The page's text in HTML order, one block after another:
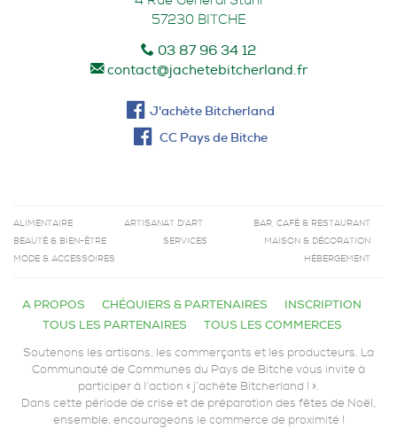
57230 BITCHE
03 87 96 34 12
contact@jachetebitcherland.fr
J'achète Bitcherland
CC Pays de Bitche
ALIMENTAIRE ARTISANAT D'ART
BAR, CAFÉ & RESTAURANT
BEAUTÉ & BIEN-ÊTRE
SERVICES
MAISON & DÉCORATION
MODE & ACCESSOIRES
HÉBERGEMENT
A PROPOS CHÉQUIERS & PARTENAIRES
INSCRIPTION
TOUS LES PARTENAIRES
TOUS LES COMMERCES
Soutenons les artisans, les commerçants et les producteurs. La
Communauté de Communes du Pays de Bitche vous invite à
participer à l’action « j’achète Bitcherland ! ».
Dans cette période de crise et de préparation des fêtes de Noël,
ensemble, encourageons le commerce de proximité !